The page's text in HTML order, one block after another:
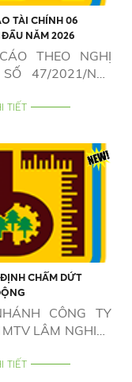
TÀI CHÍNH 06
NĂM 2026
THEO NGHỊ
47/2021/NĐ-
TIẾT
CHẤM DỨT
CÔNG TY
LÂM NGHIỆP
CHẾ BIẾN GỖ
TIẾT